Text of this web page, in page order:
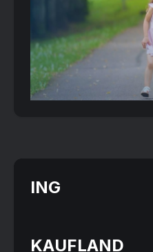
ING
KAUFLAND